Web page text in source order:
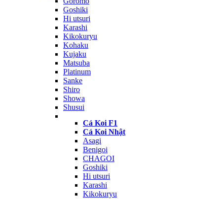
Goshiki
Hi utsuri
Karashi
Kikokuryu
Kohaku
Kujaku
Matsuba
Platinum
Sanke
Shiro
Showa
Shusui
Cá Koi F1
Cá Koi Nhật
Asagi
Benigoi
CHAGOI
Goshiki
Hi utsuri
Karashi
Kikokuryu